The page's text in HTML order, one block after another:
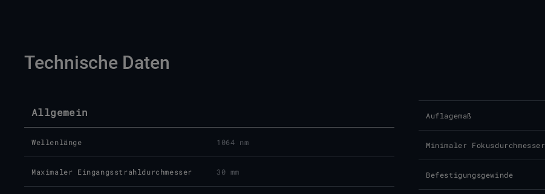
Technische Daten
Allgemein
Wellenlänge 1064 nm
Maximaler Eingangsstrahldurchmesser 30 mm
Auflagemaß
Minimaler Fokusdurchmesser
Befestigungsgewinde